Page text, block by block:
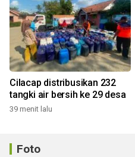
Cilacap distribusikan 232
tangki air bersih ke 29 desa
39 menit lalu
Foto